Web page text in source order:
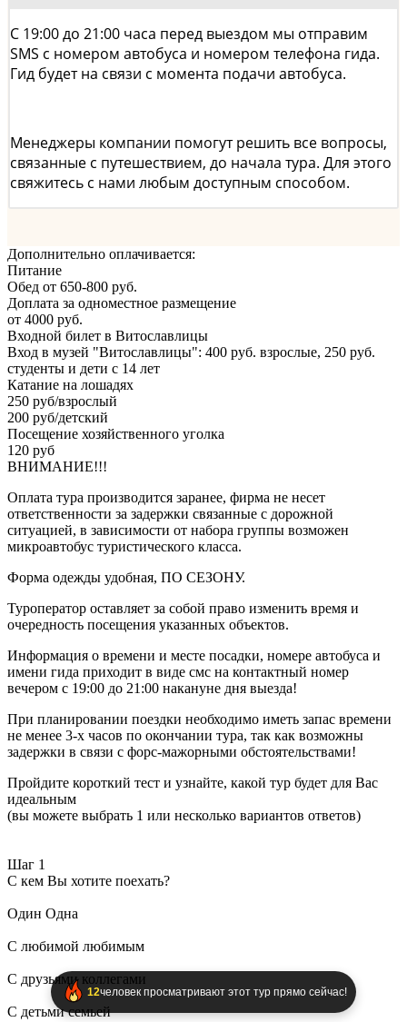
С 19:00 до 21:00 часа перед выездом мы отправим
SMS с номером автобуса и номером телефона гида.
Гид будет на связи с момента подачи автобуса.
Менеджеры компании помогут решить все вопросы,
связанные с путешествием, до начала тура. Для этого
свяжитесь с нами любым доступным способом.
Дополнительно оплачивается:
Питание
Обед от 650-800 руб.
Доплата за одноместное размещение
от 4000 руб.
Входной билет в Витославлицы
Вход в музей "Витославлицы": 400 руб. взрослые, 250 руб.
студенты и дети с 14 лет
Катание на лошадях
250 руб/взрослый
200 руб/детский
Посещение хозяйственного уголка
120 руб
ВНИМАНИЕ!!!
Оплата тура производится заранее, фирма не несет
ответственности за задержки связанные с дорожной
ситуацией, в зависимости от набора группы возможен
микроавтобус туристического класса.
Форма одежды удобная, ПО СЕЗОНУ.
Туроператор оставляет за собой право изменить время и
очередность посещения указанных объектов.
Информация о времени и месте посадки, номере автобуса и
имени гида приходит в виде смс на контактный номер
вечером с 19:00 до 21:00 накануне дня выезда!
При планировании поездки необходимо иметь запас времени
не менее 3-х часов по окончании тура, так как возможны
задержки в связи с форс-мажорными обстоятельствами!
Пройдите короткий тест и узнайте, какой тур будет для Вас
идеальным
(вы можете выбрать 1 или несколько вариантов ответов)
Шаг 1
С кем Вы хотите поехать?
Один Одна
С любимой любимым
С друзьями коллегами
С детьми семьей